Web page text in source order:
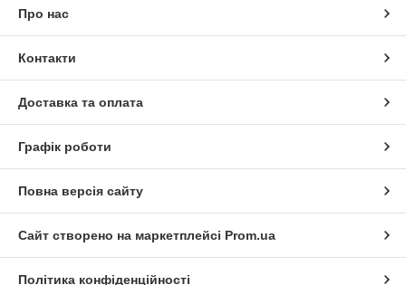
Про нас
Контакти
Доставка та оплата
Графік роботи
Повна версія сайту
Сайт створено на маркетплейсі Prom.ua
Політика конфіденційності